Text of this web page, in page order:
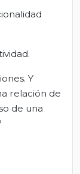
Y
relación de
de una